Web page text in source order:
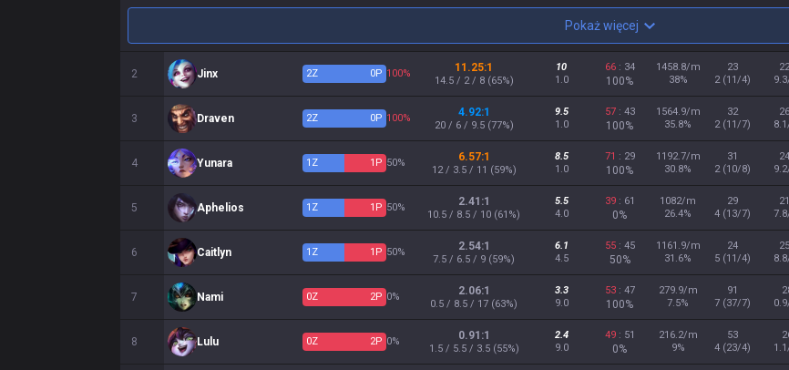
Pokaż więcej
2 Jinx 2Z 0P 100% 11.25:1
14.5 / 2 / 8 (65%)
10
1.0
66: 34
100%
1458.8/m
38%
23
2 (11/4)
3 Draven 2Z 0P 100% 4.92:1
20 / 6 / 9.5 (77%)
9.5
1.0
57: 43
100%
1564.9/m
35.8%
32
2 (11/7)
4 Yunara 1 Z 1 P 50% 6.57:1
12 / 3.5 / 11 (59%)
8.5
1.0
71 : 29
100%
1192.7/m
30.8%
31
2 (10/8)
5 Aphelios 1 Z 1 P 50% 2.41:1
10.5 / 8.5 / 10 (61%)
5.5
4.0
39: 61
0%
1082/m
26.4%
29
4 (13/7)
6 Caitlyn 1 Z 1 P 50% 2.54:1
7.5 / 6.5 / 9 (59%)
6.1
4.5
55: 45
50%
1161.9/m
31.6%
24
5 (11/4)
7 Nami 0Z 2P 0% 2.06:1
0.5 / 8.5 / 17 (63%)
3.3
9.0
53: 47
100%
279.9/m
7.5%
91
7 (37/7)
8 Lulu 0Z 2P 0% 0.91:1
1.5 / 5.5 / 3.5 (55%)
2.4
9.0
49: 51
0%
216.2/m
9%
53
4 (23/4)